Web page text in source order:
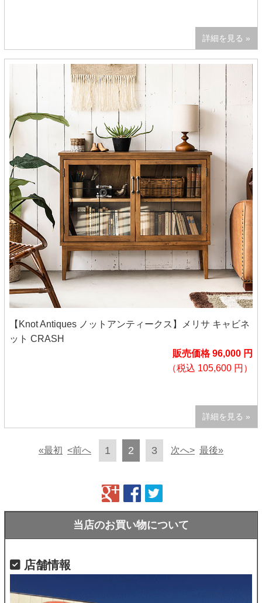
詳細を見る »
【Knot Antiques ノットアンティークス】メリサ キャビネ
ット CRASH
販売価格 96,000 円
（税込 105,600 円）
詳細を見る »
«最初 <前へ 1 2 3 次へ> 最後»
当店のお買い物について
店舗情報